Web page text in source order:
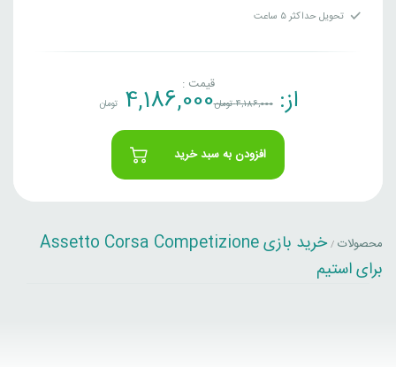
تحویل حداکثر ۵ ساعت
قیمت : از:4,186,000تومان4,186,000 تومان
افزودن به سبد خرید
محصولات /
خرید بازی Assetto Corsa Competizione
برای استیم